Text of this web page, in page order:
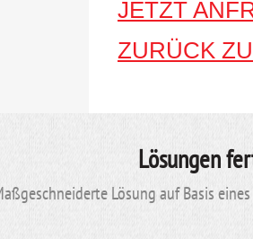
JETZT
ZURÜCK
Lösungen
Lösung auf Basis